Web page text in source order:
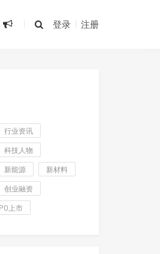
登录 注册
行业资讯
科技人物
新能源 新材料
创业融资
上市